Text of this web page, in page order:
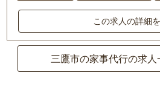
この求人の詳細
三鷹市の家事代行の求人